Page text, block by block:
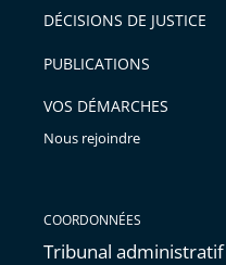
après
pour
avant
DÉCISIONS DE JUSTICE
PUBLICATIONS
VOS DÉMARCHES
Nous rejoindre
COORDONNÉES
Tribunal